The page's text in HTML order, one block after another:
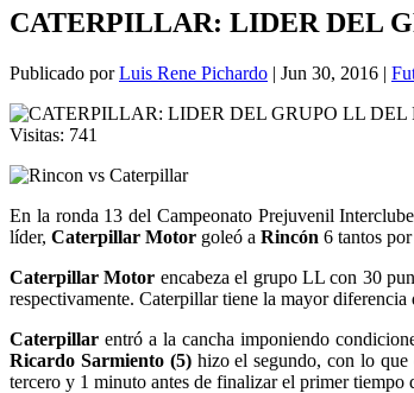
CATERPILLAR: LIDER DEL
Publicado porLuis Rene Pichardo | Jun 30, 2016 |
Visitas: 741
En la ronda 13 del Campeonato Prejuvenil
líder, Caterpillar Motor goleó a Rincón 6 tantos
Caterpillar Motor encabeza el grupo LL con 30
respectivamente. Caterpillar tiene la mayor
Caterpillarentró a la cancha imponiendo
Ricardo Sarmiento (5) hizo el segundo, con lo
tercero y 1 minuto antes de finalizar el primer tiempo